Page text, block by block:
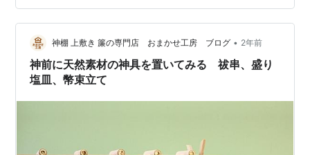
でもしたのかぃ？」 ハ「あ・・のりもさん。いえね、こ
の前、近くの知り合いの神社へ行ったら、 祢宜さんが
ね、休日に結婚式が５件もあるから、 ちょっと手伝って
くれないかって言われましてね。 おとといの休みの日、
お手伝いにいってきた…
神棚 上敷き 簾の専門店 おまかせ工房 ブログ • 2年前
神前に天然素材の神具を置いてみる 祓串、盛り
塩皿、幣束立て